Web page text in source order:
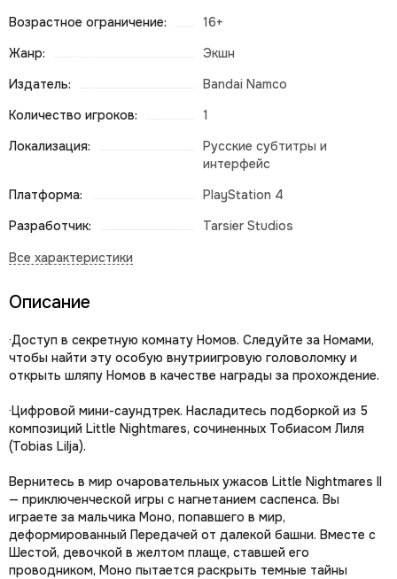
Возрастное ограничение:
16+
Жанр:
Экшн
Издатель:
Bandai Namco
Количество игроков:
1
Локализация:
Русские субтитры и
интерфейс
Платформа:
PlayStation 4
Разработчик:
Tarsier Studios
Описание
·Доступ в секретную комнату Номов. Следуйте за Номами,
чтобы найти эту особую внутриигровую головоломку и
открыть шляпу Номов в качестве награды за прохождение.
·Цифровой мини-саундтрек. Насладитесь подборкой из 5
композиций Little Nightmares, сочиненных Тобиасом Лиля
(Tobias Lilja).
Вернитесь в мир очаровательных ужасов Little Nightmares II
— приключенческой игры с нагнетанием саспенса. Вы
играете за мальчика Моно, попавшего в мир,
деформированный Передачей от далекой башни. Вместе с
Шестой, девочкой в желтом плаще, ставшей его
проводником, Моно пытается раскрыть темные тайны